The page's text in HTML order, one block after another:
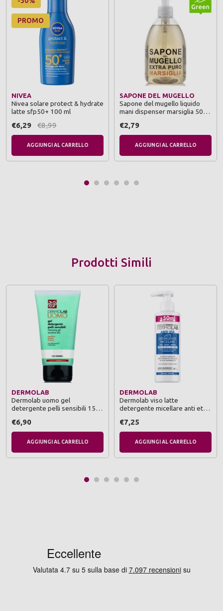
PROMO
NIVEA
Nivea solare protect & hydrate
latte sfp50+ 100 ml
€6,29 €8,99
AGGIUNGI AL CARRELLO
SAPONE DEL MUGELLO
Sapone del mugello liquido
mani dispenser marsiglia 500
€2,79
AGGIUNGI AL CARRELLO
Prodotti Simili
DERMOLAB
Dermolab uomo gel
detergente pelli sensibili 150
€6,90
AGGIUNGI AL CARRELLO
DERMOLAB
Dermolab viso latte
detergente micellare anti eta'
€7,25
AGGIUNGI AL CARRELLO